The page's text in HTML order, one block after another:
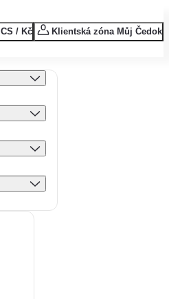
CS / Kč Klientská zóna Můj Čedok